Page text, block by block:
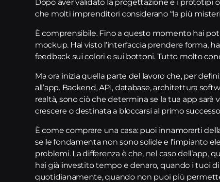
Dopo aver validato la progettazione e i prototipi
che molti imprenditori considerano “la più
È comprensibile. Fino a questo momento hai
mockup. Hai visto l’interfaccia prendere forma,
feedback sui colori e sui bottoni. Tutto molto
Ma ora inizia quella parte del lavoro che, per
all’app. Backend, API, database, architettura
realtà, sono ciò che determina se la tua app sarà
crescere o destinata a bloccarsi al primo
È come comprare una casa: puoi innamorarti
se le fondamenta non sono solide e l’impianto
problemi. La differenza è che, nel caso
hai già investito tempo e denaro, quando i tuoi
quotidianamente, quando non puoi più